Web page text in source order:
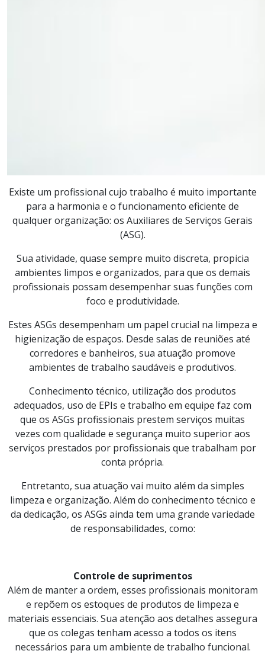
Existe um profissional cujo trabalho é muito importante
para a harmonia e o funcionamento eficiente de
qualquer organização: os Auxiliares de Serviços Gerais
(ASG).
Sua atividade, quase sempre muito discreta, propicia
ambientes limpos e organizados, para que os demais
profissionais possam desempenhar suas funções com
foco e produtividade.
Estes ASGs desempenham um papel crucial na limpeza e
higienização de espaços. Desde salas de reuniões até
corredores e banheiros, sua atuação promove
ambientes de trabalho saudáveis e produtivos.
Conhecimento técnico, utilização dos produtos
adequados, uso de EPIs e trabalho em equipe faz com
que os ASGs profissionais prestem serviços muitas
vezes com qualidade e segurança muito superior aos
serviços prestados por profissionais que trabalham por
conta própria.
Entretanto, sua atuação vai muito além da simples
limpeza e organização. Além do conhecimento técnico e
da dedicação, os ASGs ainda tem uma grande variedade
de responsabilidades, como:
Controle de suprimentos
Além de manter a ordem, esses profissionais monitoram
e repõem os estoques de produtos de limpeza e
materiais essenciais. Sua atenção aos detalhes assegura
que os colegas tenham acesso a todos os itens
necessários para um ambiente de trabalho funcional.